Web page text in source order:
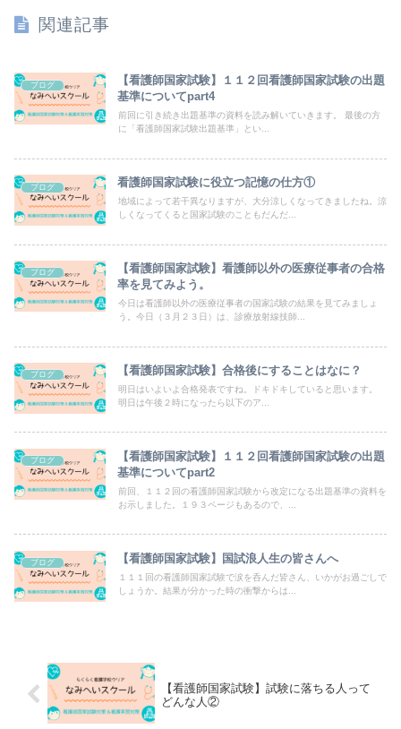
関連記事
ブログ
【看護師国家試験】１１２回看護師国家試験の出題
基準についてpart4
前回に引き続き出題基準の資料を読み解いていきます。 最後の方
に「看護師国家試験出題基準」とい...
ブログ 看護師国家試験に役立つ記憶の仕方①
地域によって若干異なりますが、大分涼しくなってきましたね。涼
しくなってくると国家試験のこともだんだ...
ブログ
【看護師国家試験】看護師以外の医療従事者の合格
率を見てみよう。
今日は看護師以外の医療従事者の国家試験の結果を見てみましょ
う。今日（３月２３日）は、診療放射線技師...
ブログ 【看護師国家試験】合格後にすることはなに？
明日はいよいよ合格発表ですね。ドキドキしていると思います。
明日は午後２時になったら以下のア...
ブログ
【看護師国家試験】１１２回看護師国家試験の出題
基準についてpart2
前回、１１２回の看護師国家試験から改定になる出題基準の資料を
お示しました。１９３ページもあるので、...
ブログ 【看護師国家試験】国試浪人生の皆さんへ
１１１回の看護師国家試験で涙を呑んだ皆さん、いかがお過ごしで
しょうか。結果が分かった時の衝撃からは...
【看護師国家試験】試験に落ちる人って
どんな人②